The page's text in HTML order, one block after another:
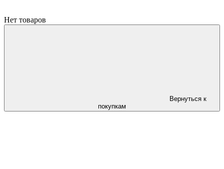
Нет товаров
Вернуться к
покупкам